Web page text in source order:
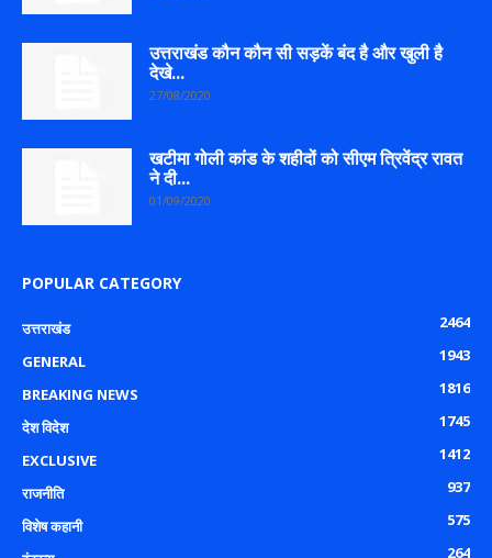
उत्तराखंड कौन कौन सी सड़कें बंद है और खुली है
देखे...
27/08/2020
खटीमा गोली कांड के शहीदों को सीएम त्रिवेंद्र रावत
ने दी...
01/09/2020
POPULAR CATEGORY
उत्तराखंड
2464
GENERAL
1943
BREAKING NEWS
1816
देश विदेश
1745
EXCLUSIVE
1412
राजनीति
937
विशेष कहानी
575
264